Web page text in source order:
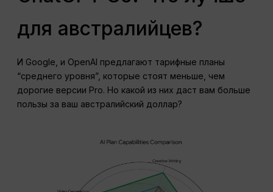
для австралийцев?
И Google, и OpenAI предлагают тарифные планы
“среднего уровня”, которые стоят меньше, чем
дорогие версии Pro. Но какой из них даст вам больше
пользы за ваш австралийский доллар?